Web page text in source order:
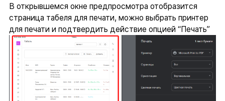
В открывшемся окне предпросмотра отобразится
страница табеля для печати, можно выбрать принтер
для печати и подтвердить действие опцией “Печать”